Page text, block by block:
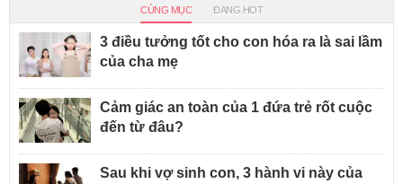
CÙNG MỤC ĐANG HOT
3 điều tưởng tốt cho con hóa ra là sai lầm
của cha mẹ
Cảm giác an toàn của 1 đứa trẻ rốt cuộc
đến từ đâu?
Sau khi vợ sinh con, 3 hành vi này của